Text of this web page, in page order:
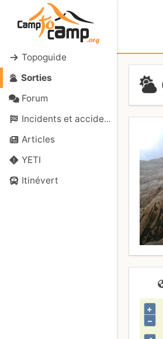
Topoguide
Sorties
Forum
Incidents et accidents
Articles
YETI
Itinévert
+
–